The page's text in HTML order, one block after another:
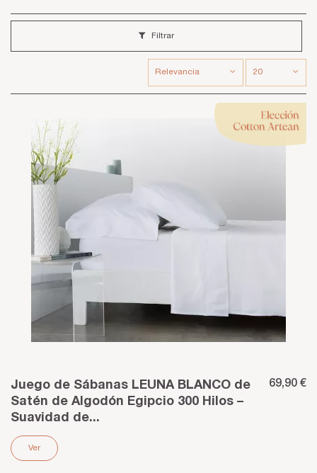
Filtrar
Relevancia 20
Juego de Sábanas LEUNA BLANCO de
Satén de Algodón Egipcio 300 Hilos –
Suavidad de...
69,90 €
Ver